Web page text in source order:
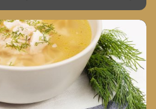
od njegove velikosti.